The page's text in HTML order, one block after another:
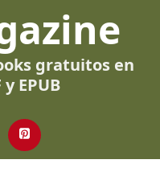
gratuitos en
EPUB